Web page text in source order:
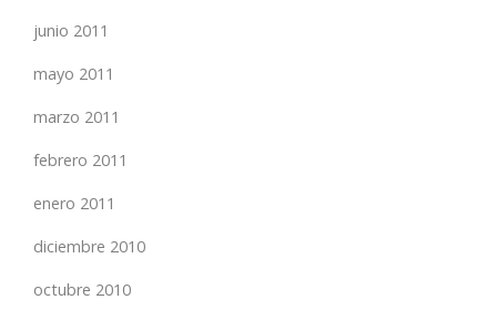
junio 2011
mayo 2011
marzo 2011
febrero 2011
enero 2011
diciembre 2010
octubre 2010